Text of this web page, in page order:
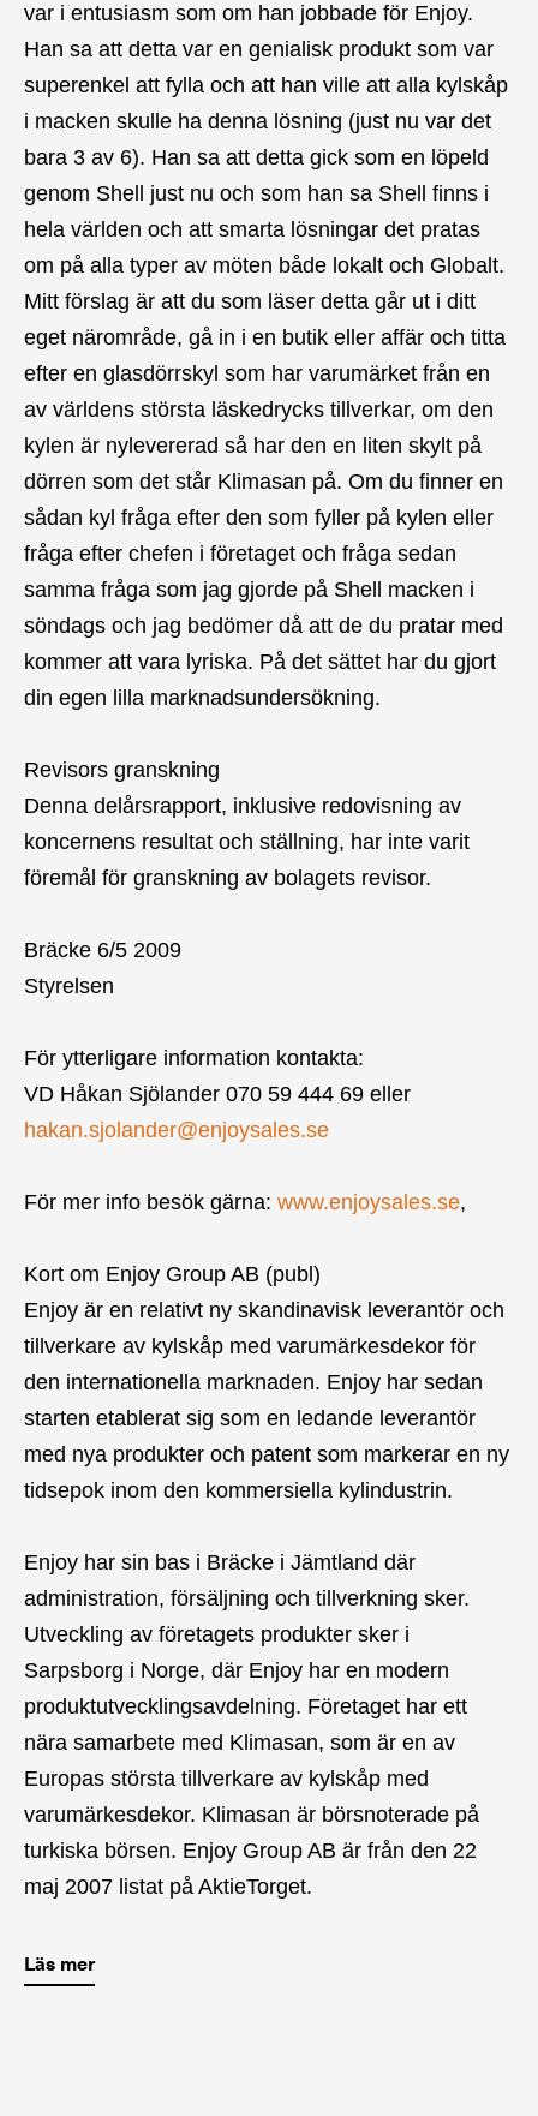
var i entusiasm som om han jobbade för Enjoy.
Han sa att detta var en genialisk produkt som var
superenkel att fylla och att han ville att alla kylskåp
i macken skulle ha denna lösning (just nu var det
bara 3 av 6). Han sa att detta gick som en löpeld
genom Shell just nu och som han sa Shell finns i
hela världen och att smarta lösningar det pratas
om på alla typer av möten både lokalt och Globalt.
Mitt förslag är att du som läser detta går ut i ditt
eget närområde, gå in i en butik eller affär och titta
efter en glasdörrskyl som har varumärket från en
av världens största läskedrycks tillverkar, om den
kylen är nylevererad så har den en liten skylt på
dörren som det står Klimasan på. Om du finner en
sådan kyl fråga efter den som fyller på kylen eller
fråga efter chefen i företaget och fråga sedan
samma fråga som jag gjorde på Shell macken i
söndags och jag bedömer då att de du pratar med
kommer att vara lyriska. På det sättet har du gjort
din egen lilla marknadsundersökning.
Revisors granskning
Denna delårsrapport, inklusive redovisning av
koncernens resultat och ställning, har inte varit
föremål för granskning av bolagets revisor.
Bräcke 6/5 2009
Styrelsen
För ytterligare information kontakta:
VD Håkan Sjölander 070 59 444 69 eller
hakan.sjolander@enjoysales.se
För mer info besök gärna: www.enjoysales.se,
Kort om Enjoy Group AB (publ)
Enjoy är en relativt ny skandinavisk leverantör och
tillverkare av kylskåp med varumärkesdekor för
den internationella marknaden. Enjoy har sedan
starten etablerat sig som en ledande leverantör
med nya produkter och patent som markerar en ny
tidsepok inom den kommersiella kylindustrin.
Enjoy har sin bas i Bräcke i Jämtland där
administration, försäljning och tillverkning sker.
Utveckling av företagets produkter sker i
Sarpsborg i Norge, där Enjoy har en modern
produktutvecklingsavdelning. Företaget har ett
nära samarbete med Klimasan, som är en av
Europas största tillverkare av kylskåp med
varumärkesdekor. Klimasan är börsnoterade på
turkiska börsen. Enjoy Group AB är från den 22
maj 2007 listat på AktieTorget.
Läs mer